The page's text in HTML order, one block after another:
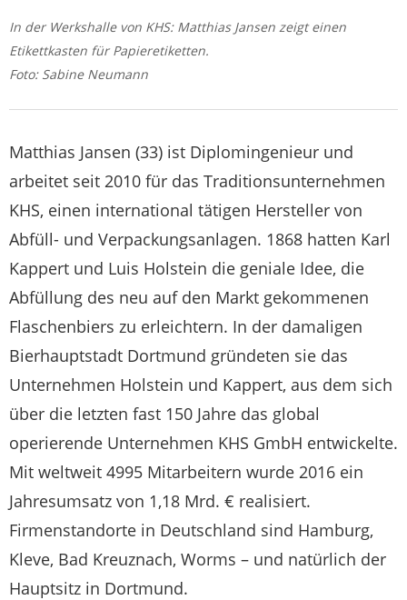
In der Werkshalle von KHS: Matthias Jansen zeigt einen
Etikettkasten für Papieretiketten.
Foto: Sabine Neumann
Matthias Jansen (33) ist Diplomingenieur und
arbeitet seit 2010 für das Traditionsunternehmen
KHS, einen international tätigen Hersteller von
Abfüll- und Verpackungsanlagen. 1868 hatten Karl
Kappert und Luis Holstein die geniale Idee, die
Abfüllung des neu auf den Markt gekommenen
Flaschenbiers zu erleichtern. In der damaligen
Bierhauptstadt Dortmund gründeten sie das
Unternehmen Holstein und Kappert, aus dem sich
über die letzten fast 150 Jahre das global
operierende Unternehmen KHS GmbH entwickelte.
Mit weltweit 4995 Mitarbeitern wurde 2016 ein
Jahresumsatz von 1,18 Mrd. € realisiert.
Firmenstandorte in Deutschland sind Hamburg,
Kleve, Bad Kreuznach, Worms – und natürlich der
Hauptsitz in Dortmund.